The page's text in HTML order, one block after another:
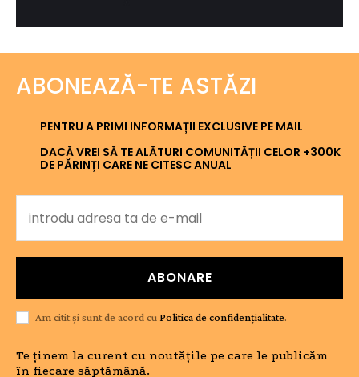
ABONEAZĂ-TE ASTĂZI
PENTRU A PRIMI INFORMAȚII EXCLUSIVE PE MAIL
DACĂ VREI SĂ TE ALĂTURI COMUNITĂȚII CELOR +300K
DE PĂRINȚI CARE NE CITESC ANUAL
ABONARE
Am citit și sunt de acord cuPolitica de confidențialitate.
Te ținem la curent cu noutățile pe care le publicăm
în fiecare săptămână.